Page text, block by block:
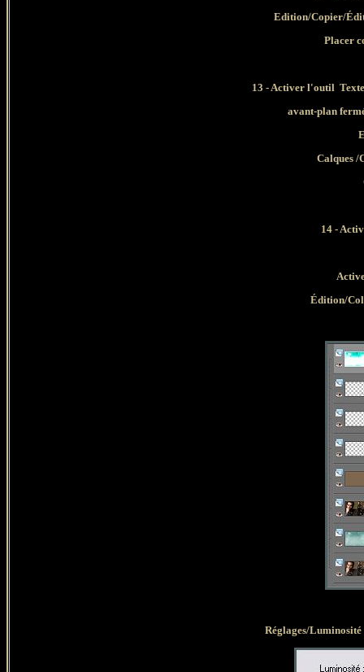
Edition/Copier/
Placer
13 - Activer l'outil
avant-plan
Calques /
14 -
Édition/
Réglages/